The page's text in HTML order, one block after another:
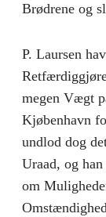
Brødrene og
P. Laursen
megen Vægt
Kjøbenhavn
undlod dog
Uraad, og
om